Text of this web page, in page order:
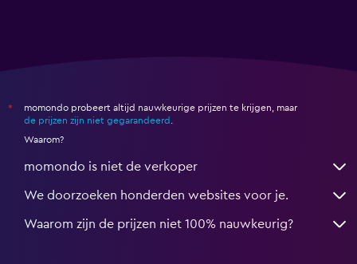
*
momondo probeert altijd nauwkeurige prijzen te krijgen, maar
de prijzen zijn niet gegarandeerd
Waarom?
momondo is niet de verkoper
We doorzoeken honderden websites voor je.
Waarom zijn de prijzen niet 100% nauwkeurig?